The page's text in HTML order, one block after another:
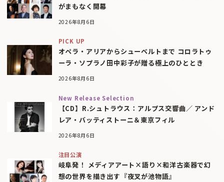
がまもなく開幕
2026年8月6日
PICK UP
オペラ・アリアからシューベルトまで コロラトゥ
ーラ・ソプラノ田中彩子が贈る極上のひととき
2026年8月6日
New Release Selection
【CD】R.シュトラウス：アルプス交響曲／ アンド
レア・バッティストーニ＆東京フィル
2026年8月6日
注目公演
岐阜発！ メディアアート×語り×和洋古楽器で幻
想の世界を描き出す『夜叉が池物語』